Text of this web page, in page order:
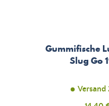
Gummifische
Slug Go
Versand